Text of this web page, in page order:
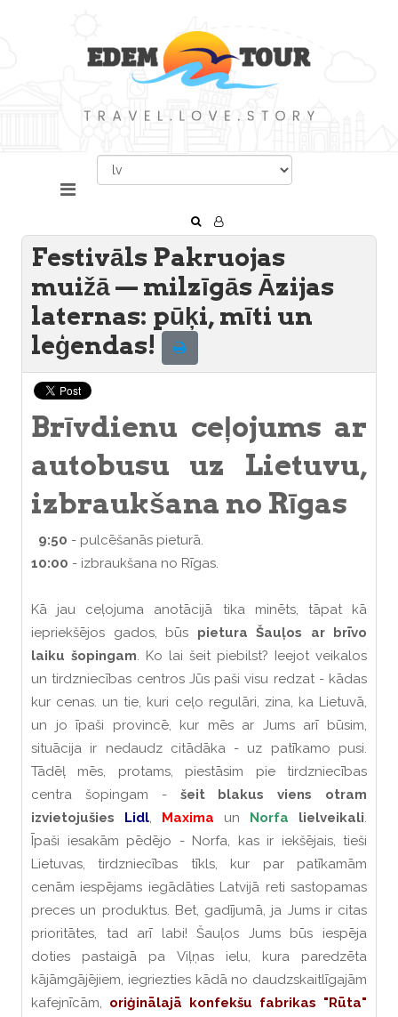
Festivāls Pakruojas
muižā — milzīgās Āzijas
laternas: pūķi, mīti un
leģendas!
Brīvdienu ceļojums ar
autobusu uz Lietuvu,
izbraukšana no Rīgas
9:50 - pulcēšanās pieturā.
10:00 - izbraukšana no Rīgas.
Kā jau ceļojuma anotācijā tika minēts, tāpat kā
iepriekšējos gados, būs pietura Šauļos ar brīvo
laiku šopingam. Ko lai šeit piebilst? Ieejot veikalos
un tirdzniecības centros Jūs paši visu redzat - kādas
kur cenas. un tie, kuri ceļo regulāri, zina, ka Lietuvā,
un jo īpaši provincē, kur mēs ar Jums arī būsim,
situācija ir nedaudz citādāka - uz patīkamo pusi.
Tādēļ mēs, protams, piestāsim pie tirdzniecības
centra šopingam - šeit blakus viens otram
izvietojušies
Lidl, Maxima un Norfa lielveikali.
Īpaši iesakām pēdējo - Norfa, kas ir iekšējais, tieši
Lietuvas, tirdzniecības tīkls, kur par patīkamām
cenām iespējams iegādāties Latvijā reti sastopamas
preces un produktus. Bet, gadījumā, ja Jums ir citas
prioritātes, tad arī labi! Šauļos Jums būs iespēja
doties pastaigā pa Viļņas ielu, kura paredzēta
kājāmgājējiem, iegriezties kādā no daudzskaitlīgajām
kafejnīcām, oriģinālajā konfekšu fabrikas "Rūta"